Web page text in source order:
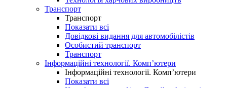
Транспорт
Транспорт
Показати всі
Довідкові видання для автомобілістів
Особистий транспорт
Транспорт
Інформаційні технології. Комп’ютери
Інформаційні технології. Комп’ютери
Показати всі